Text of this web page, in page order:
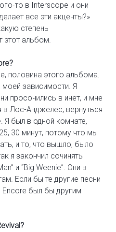
то в Interscope и они
все эти акценты?»
степень
этот альбом.
половина этого альбома.
моей зависимости. Я
просочились в инет, и мне
в Лос-Анджелес, вернуться
Я был в одной комнате,
30 минут, потому что мы
и то, что вышло, было
я закончил сочинять
и “Big Weenie”. Они в
Если бы те другие песни
Encore был бы другим